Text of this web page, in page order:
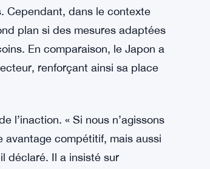
Cependant, dans le contexte
plan si des mesures adaptées
En comparaison, le Japon a
renforçant ainsi sa place
l’inaction. « Si nous n’agissons
avantage compétitif, mais aussi
déclaré. Il a insisté sur